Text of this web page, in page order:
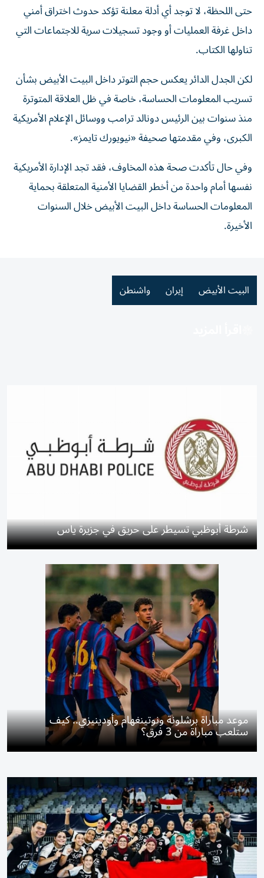
حتى اللحظة، لا توجد أي أدلة معلنة تؤكد حدوث اختراق أمني
داخل غرفة العمليات أو وجود تسجيلات سرية للاجتماعات التي
تناولها الكتاب.
لكن الجدل الدائر يعكس حجم التوتر داخل البيت الأبيض بشأن
تسريب المعلومات الحساسة، خاصة في ظل العلاقة المتوترة
منذ سنوات بين الرئيس دونالد ترامب ووسائل الإعلام الأمريكية
الكبرى، وفي مقدمتها صحيفة «نيويورك تايمز».
وفي حال تأكدت صحة هذه المخاوف، فقد تجد الإدارة الأمريكية
نفسها أمام واحدة من أخطر القضايا الأمنية المتعلقة بحماية
المعلومات الحساسة داخل البيت الأبيض خلال السنوات
الأخيرة.
البيت الأبيض إيران واشنطن
شرطة أبوظبي تسيطر على حريق في جزيرة ياس
موعد مباراة برشلونة ونوتينغهام وأودينيزي.. كيف
ستلعب مباراة من 3 فرق؟